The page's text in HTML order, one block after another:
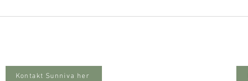
Kontakt Sunniva her